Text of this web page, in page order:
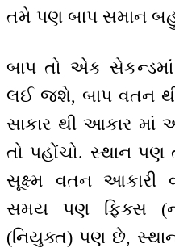
તમે પણ બાપ સમાન
બાપ તો એક
લઈ જશે, બાપ વતન
સાકાર થી આકાર માં
તો પહોંચો. સ્થાન
સૂક્ષ્મ વતન આકારી
સમય પણ ફિક્સ
(નિયુક્ત) પણ છે,